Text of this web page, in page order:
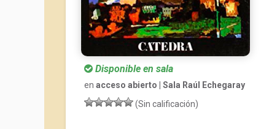
Disponible en sala
en acceso abierto | Sala Raúl Echegaray
(Sin calificación)